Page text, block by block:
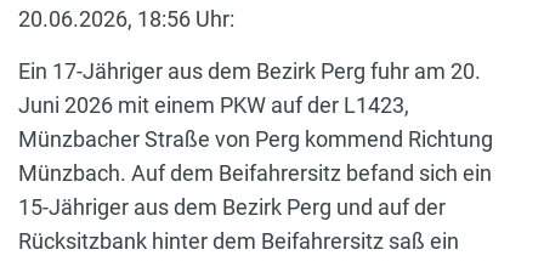
20.06.2026, 18:56 Uhr:
Ein 17-Jähriger aus dem Bezirk Perg fuhr am 20.
Juni 2026 mit einem PKW auf der L1423,
Münzbacher Straße von Perg kommend Richtung
Münzbach. Auf dem Beifahrersitz befand sich ein
15-Jähriger aus dem Bezirk Perg und auf der
Rücksitzbank hinter dem Beifahrersitz saß ein